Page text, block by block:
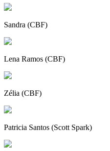
Sandra (CBF)
Lena Ramos (CBF)
Zélia (CBF)
Patricia Santos (Scott Spark)